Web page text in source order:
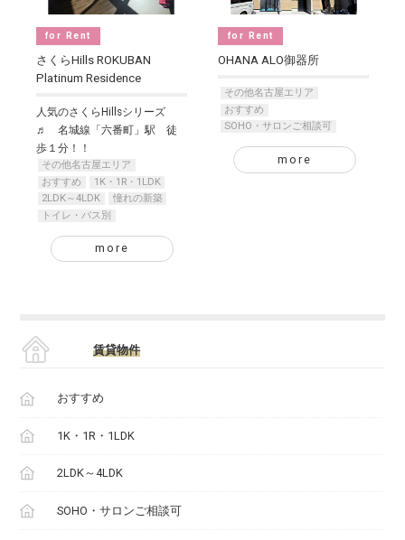
for Rent
さくらHills ROKUBAN
Platinum Residence
人気のさくらHillsシリーズ
♬ 名城線「六番町」駅 徒
歩１分！！
その他名古屋エリア
おすすめ
1K・1R・1LDK
2LDK～4LDK
憧れの新築
トイレ・バス別
more
for Rent
OHANA ALO御器所
その他名古屋エリア
おすすめ
SOHO・サロンご相談可
more
賃貸物件
おすすめ
1K・1R・1LDK
2LDK～4LDK
SOHO・サロンご相談可